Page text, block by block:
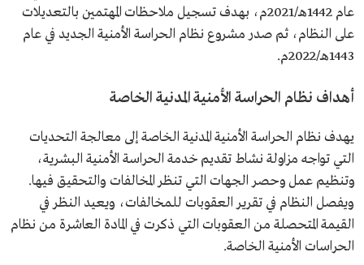
عام 1442هـ/2021م، بهدف تسجيل ملاحظات المهتمين بالتعديلات
على النظام، ثم صدر مشروع نظام الحراسة الأمنية الجديد في عام
1443هـ/2022م.
أهداف نظام الحراسة الأمنية المدنية الخاصة
يهدف نظام الحراسة الأمنية المدنية الخاصة إلى معالجة التحديات
التي تواجه مزاولة نشاط تقديم خدمة الحراسة الأمنية البشرية،
وتنظيم عمل وحصر الجهات التي تنظر المخالفات والتحقيق فيها.
ويفصل النظام في تقرير العقوبات للمخالفات، ويعيد النظر في
القيمة المتحصلة من العقوبات التي ذكرت في المادة العاشرة من نظام
الحراسات الأمنية الخاصة.